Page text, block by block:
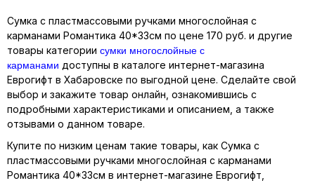
Сумка с пластмассовыми ручками многослойная с
карманами Романтика 40*33см по цене 170 руб. и другие
товары категории сумки многослойные с
карманами доступны в каталоге интернет-магазина
Еврогифт в Хабаровске по выгодной цене. Сделайте свой
выбор и закажите товар онлайн, ознакомившись с
подробными характеристиками и описанием, а также
отзывами о данном товаре.
Купите по низким ценам такие товары, как Сумка с
пластмассовыми ручками многослойная с карманами
Романтика 40*33см в интернет-магазине Еврогифт,